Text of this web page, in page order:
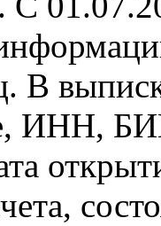
В
ИНН,